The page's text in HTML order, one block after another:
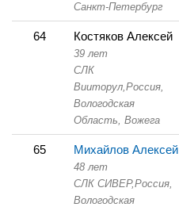
Санкт-Петербург
64 Костяков Алексей
39 лет
СЛК
Вииторул,Россия,
Вологодская
Область, Вожега
65 Михайлов Алексей
48 лет
СЛК СИВЕР,Россия,
Вологодская